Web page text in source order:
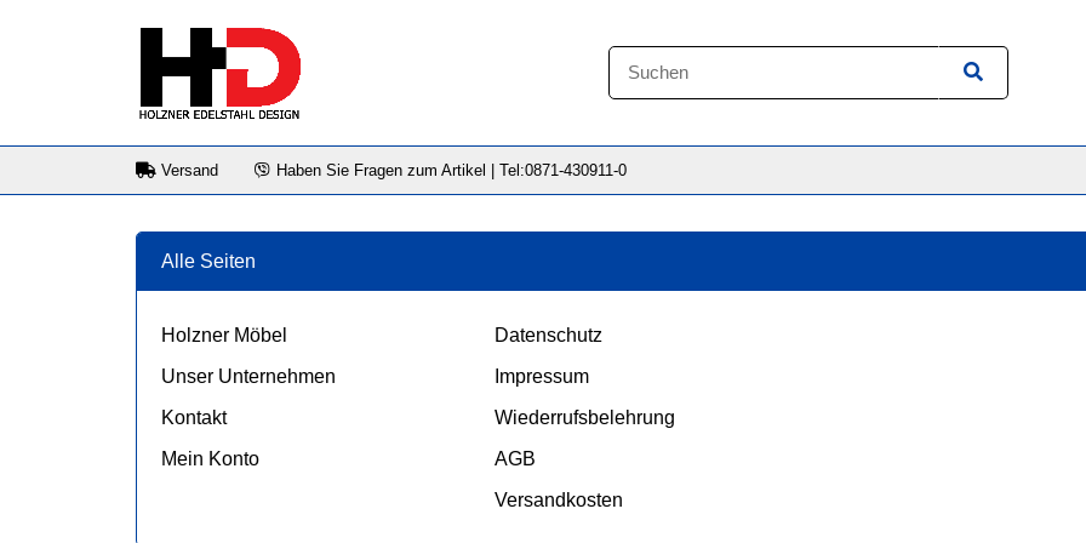
Versand Haben Sie Fragen zum Artikel | Tel:0871-430911-0
Alle Seiten
Holzner Möbel
Unser Unternehmen
Kontakt
Mein Konto
Datenschutz
Impressum
Wiederrufsbelehrung
AGB
Versandkosten